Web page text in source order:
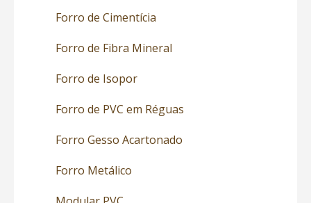
Forro de Cimentícia
Forro de Fibra Mineral
Forro de Isopor
Forro de PVC em Réguas
Forro Gesso Acartonado
Forro Metálico